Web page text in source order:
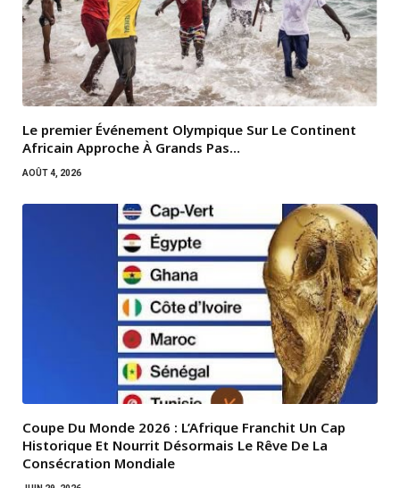
Le premier Événement Olympique Sur Le Continent
Africain Approche À Grands Pas…
AOÛT 4, 2026
Coupe Du Monde 2026 : L’Afrique Franchit Un Cap
Historique Et Nourrit Désormais Le Rêve De La
Consécration Mondiale